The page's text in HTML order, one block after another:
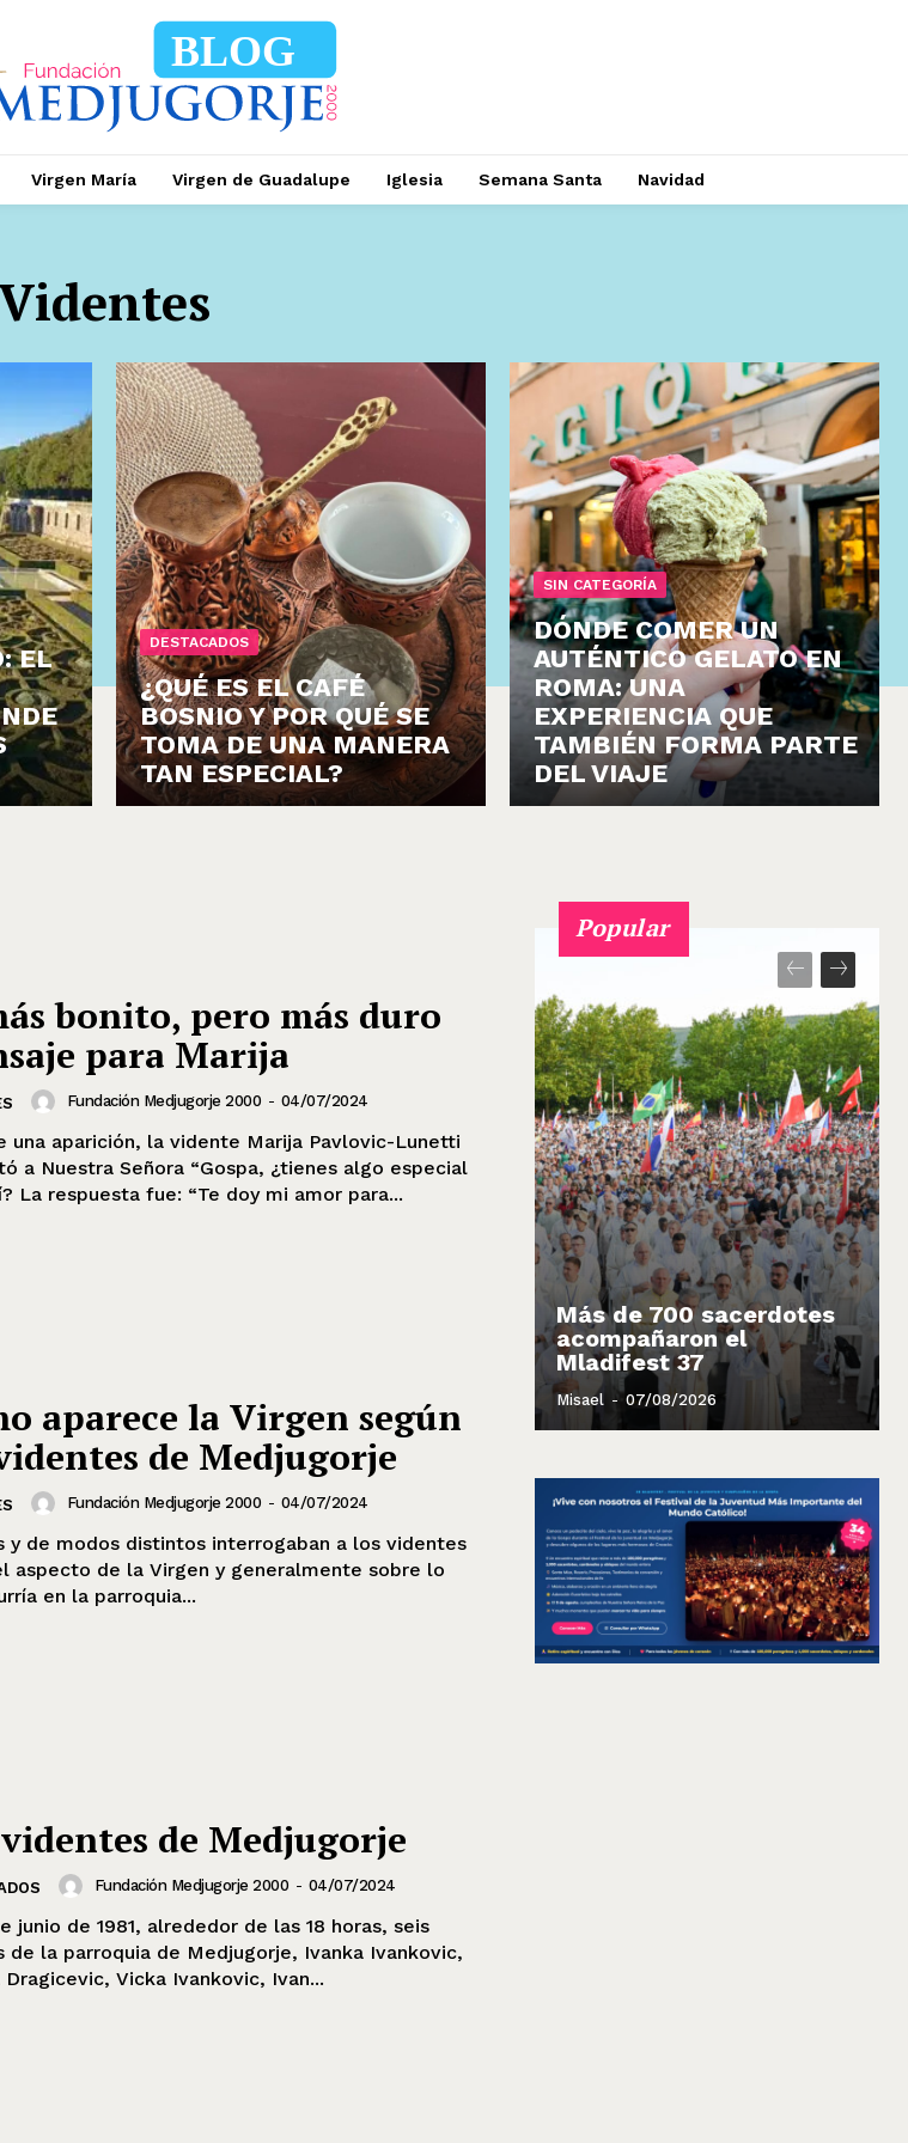
BLOG
Virgen María Virgen de Guadalupe Iglesia Semana Santa Navidad
EL
DESTACADOS
¿QUÉ ES EL CAFÉ
BOSNIO Y POR QUÉ SE
TOMA DE UNA MANERA
TAN ESPECIAL?
SIN CATEGORÍA
DÓNDE COMER UN
AUTÉNTICO GELATO EN
ROMA: UNA
EXPERIENCIA QUE
TAMBIÉN FORMA PARTE
DEL VIAJE
bonito, pero más duro
para Marija
Fundación Medjugorje 2000 - 04/07/2024
una aparición, la vidente Marija Pavlovic-Lunetti
a Nuestra Señora “Gospa, ¿tienes algo especial
La respuesta fue: “Te doy mi amor para...
aparece la Virgen según
de Medjugorje
Fundación Medjugorje 2000 - 04/07/2024
y de modos distintos interrogaban a los videntes
aspecto de la Virgen y generalmente sobre lo
en la parroquia...
de Medjugorje
Fundación Medjugorje 2000 - 04/07/2024
junio de 1981, alrededor de las 18 horas, seis
de la parroquia de Medjugorje, Ivanka Ivankovic,
Dragicevic, Vicka Ivankovic, Ivan...
Popular
Más de 700 sacerdotes
acompañaron el
Mladifest 37
Misael - 07/08/2026